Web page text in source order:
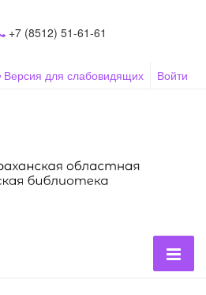
+7 (8512) 51-61-61
Версия для слабовидящих Войти